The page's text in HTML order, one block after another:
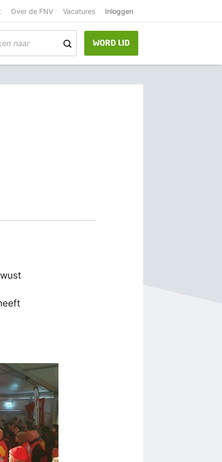
Over de FNV Vacatures Inloggen
WORD LID